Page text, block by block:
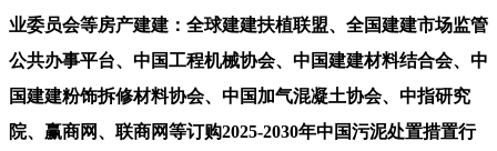
业委员会等房产建建：全球建建扶植联盟、全国建建市场监管
公共办事平台、中国工程机械协会、中国建建材料结合会、中
国建建粉饰拆修材料协会、中国加气混凝土协会、中指研究
院、赢商网、联商网等订购2025-2030年中国污泥处置措置行